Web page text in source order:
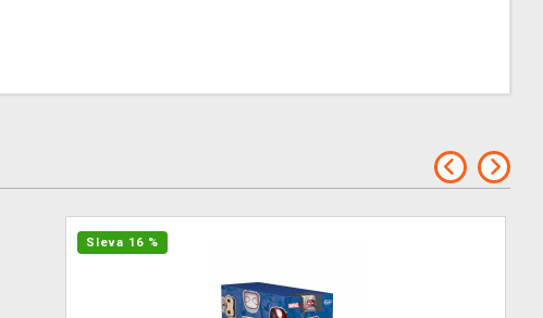
Sleva 16 %